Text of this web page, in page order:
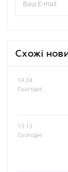
Схожі
14.04
Сьогодні
13.13
Сьогодні